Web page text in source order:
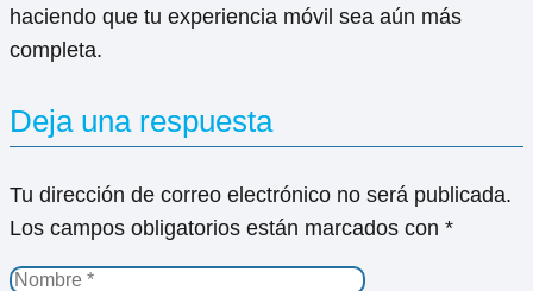
haciendo que tu experiencia móvil sea aún más
completa.
Deja una respuesta
Tu dirección de correo electrónico no será publicada.
Los campos obligatorios están marcados con *